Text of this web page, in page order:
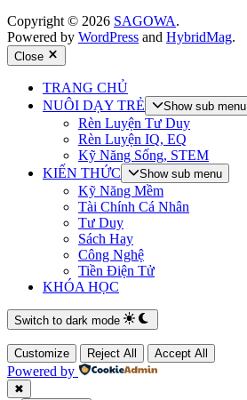
Copyright © 2026 SAGOWA.
Powered by WordPress and HybridMag.
Close
TRANG CHỦ
NUÔI DẠY TRẺ
Show sub menu
Rèn Luyện Tư Duy
Rèn Luyện IQ, EQ
Kỹ Năng Sống, STEM
KIẾN THỨC
Show sub menu
Kỹ Năng Mềm
Tài Chính Cá Nhân
Tư Duy
Sách Hay
Công Nghệ
Tiền Điện Tử
KHÓA HỌC
Switch to dark mode
Customize Reject All Accept All
Powered by
✖